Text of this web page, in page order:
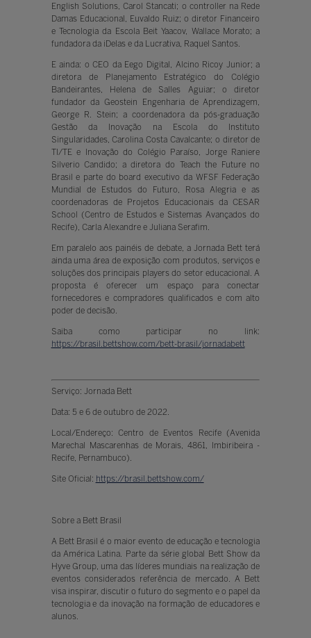
English Solutions, Carol Stancati; o controller na Rede
Damas Educacional, Euvaldo Ruiz; o diretor Financeiro
e Tecnologia da Escola Beit Yaacov, Wallace Morato; a
fundadora da iDelas e da Lucrativa, Raquel Santos.
E ainda: o CEO da Eego Digital, Alcino Ricoy Junior; a
diretora de Planejamento Estratégico do Colégio
Bandeirantes, Helena de Salles Aguiar; o diretor
fundador da Geostein Engenharia de Aprendizagem,
George R. Stein; a coordenadora da pós-graduação
Gestão da Inovação na Escola do Instituto
Singularidades, Carolina Costa Cavalcante; o diretor de
TI/TE e Inovação do Colégio Paraíso, Jorge Raniere
Silverio Candido; a diretora do Teach the Future no
Brasil e parte do board executivo da WFSF Federação
Mundial de Estudos do Futuro, Rosa Alegria e as
coordenadoras de Projetos Educacionais da CESAR
School (Centro de Estudos e Sistemas Avançados do
Recife), Carla Alexandre e Juliana Serafim.
Em paralelo aos painéis de debate, a Jornada Bett terá
ainda uma área de exposição com produtos, serviços e
soluções dos principais players do setor educacional. A
proposta é oferecer um espaço para conectar
fornecedores e compradores qualificados e com alto
poder de decisão.
Saiba como participar no link:
https://brasil.bettshow.com/bett-brasil/jornadabett
Serviço: Jornada Bett
Data: 5 e 6 de outubro de 2022.
Local/Endereço: Centro de Eventos Recife (Avenida
Marechal Mascarenhas de Morais, 4861, Imbiribeira -
Recife, Pernambuco).
Site Oficial: https://brasil.bettshow.com/
Sobre a Bett Brasil
A Bett Brasil é o maior evento de educação e tecnologia
da América Latina. Parte da série global Bett Show da
Hyve Group, uma das líderes mundiais na realização de
eventos considerados referência de mercado. A Bett
visa inspirar, discutir o futuro do segmento e o papel da
tecnologia e da inovação na formação de educadores e
alunos.